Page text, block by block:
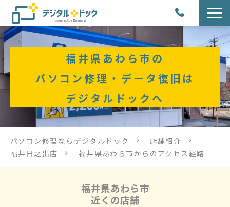
パソコン修理
サービス
店舗紹介
デジタルドックブログ
福井県あわら市の
パソコン修理・データ復旧は
デジタルドックへ
パソコン修理ならデジタルドック
店舗紹介
福井日之出店
福井県あわら市からのアクセス経路
福井県あわら市
近くの店舗